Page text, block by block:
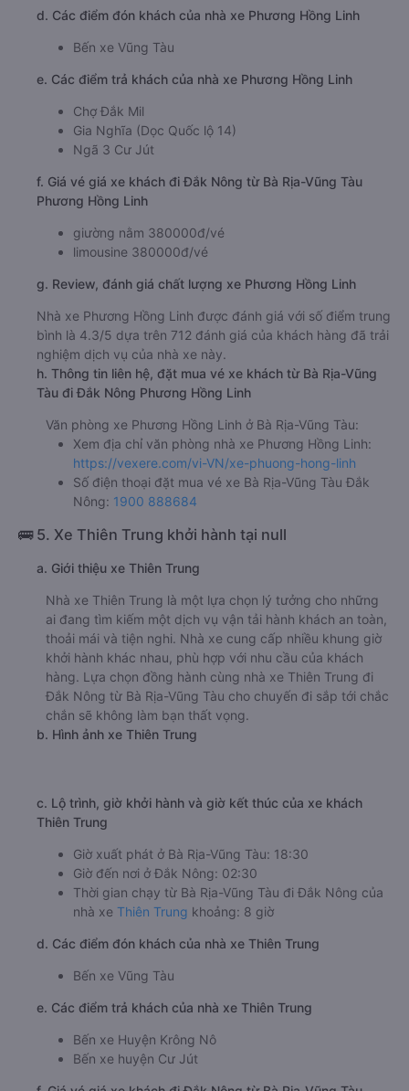
d. Các điểm đón khách của nhà xe Phương Hồng Linh
Bến xe Vũng Tàu
e. Các điểm trả khách của nhà xe Phương Hồng Linh
Chợ Đắk Mil
Gia Nghĩa (Dọc Quốc lộ 14)
Ngã 3 Cư Jút
f. Giá vé giá xe khách đi Đắk Nông từ Bà Rịa-Vũng Tàu
Phương Hồng Linh
giường nằm 380000đ/vé
limousine 380000đ/vé
g. Review, đánh giá chất lượng xe Phương Hồng Linh
Nhà xe Phương Hồng Linh được đánh giá với số điểm trung
bình là 4.3/5 dựa trên 712 đánh giá của khách hàng đã trải
nghiệm dịch vụ của nhà xe này.
h. Thông tin liên hệ, đặt mua vé xe khách từ Bà Rịa-Vũng
Tàu đi Đắk Nông Phương Hồng Linh
Văn phòng xe Phương Hồng Linh ở Bà Rịa-Vũng Tàu:
Xem địa chỉ văn phòng nhà xe Phương Hồng Linh:
https://vexere.com/vi-VN/xe-phuong-hong-linh
Số điện thoại đặt mua vé xe Bà Rịa-Vũng Tàu Đắk
Nông: 1900 888684
🚌 5. Xe Thiên Trung khởi hành tại null
a. Giới thiệu xe Thiên Trung
Nhà xe Thiên Trung là một lựa chọn lý tưởng cho những
ai đang tìm kiếm một dịch vụ vận tải hành khách an toàn,
thoải mái và tiện nghi. Nhà xe cung cấp nhiều khung giờ
khởi hành khác nhau, phù hợp với nhu cầu của khách
hàng. Lựa chọn đồng hành cùng nhà xe Thiên Trung đi
Đắk Nông từ Bà Rịa-Vũng Tàu cho chuyến đi sắp tới chắc
chắn sẽ không làm bạn thất vọng.
b. Hình ảnh xe Thiên Trung
c. Lộ trình, giờ khởi hành và giờ kết thúc của xe khách
Thiên Trung
Giờ xuất phát ở Bà Rịa-Vũng Tàu: 18:30
Giờ đến nơi ở Đắk Nông: 02:30
Thời gian chạy từ Bà Rịa-Vũng Tàu đi Đắk Nông của
nhà xe Thiên Trung khoảng: 8 giờ
d. Các điểm đón khách của nhà xe Thiên Trung
Bến xe Vũng Tàu
e. Các điểm trả khách của nhà xe Thiên Trung
Bến xe Huyện Krông Nô
Bến xe huyện Cư Jút